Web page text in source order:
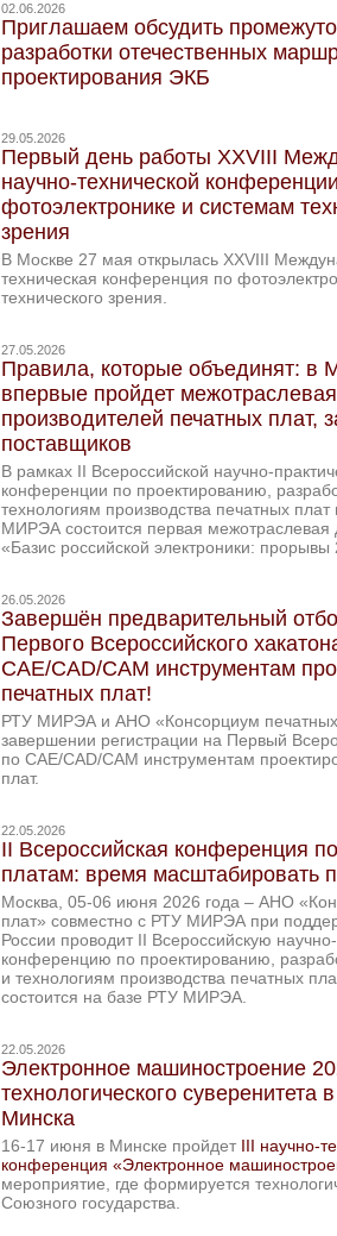
02.06.2026
Приглашаем обсудить
разработки отечественных
проектирования ЭКБ
29.05.2026
Первый день работы XXVIII
научно-технической
фотоэлектронике и системам
зрения
В Москве 27 мая открылась XXVIII
техническая конференция по
технического зрения.
27.05.2026
Правила, которые объединят: в
впервые пройдет
производителей печатных плат,
поставщиков
В рамках II Всероссийской научно-
конференции по проектированию,
технологиям производства печатных
МИРЭА состоится первая межотраслевая
«Базис российской электроники: прорывы
26.05.2026
Завершён предварительный
Первого Всероссийского
CAE/CAD/CAM инструментам
печатных плат!
РТУ МИРЭА и АНО «Консорциум
завершении регистрации на Первый
по CAE/CAD/CAM инструментам
плат.
22.05.2026
II Всероссийская конференция
платам: время масштабировать
Москва, 05-06 июня 2026 года – АНО
плат» совместно с РТУ МИРЭА при
России проводит II Всероссийскую
конференцию по проектированию,
и технологиям производства печатных
состоится на базе РТУ МИРЭА.
22.05.2026
Электронное машиностроение
технологического суверенитета
Минска
16-17 июня в Минске пройдет III научно-
конференция «Электронное
мероприятие, где формируется
Союзного государства.